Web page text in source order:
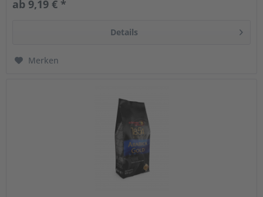
ab 9,19 € *
Details
Merken